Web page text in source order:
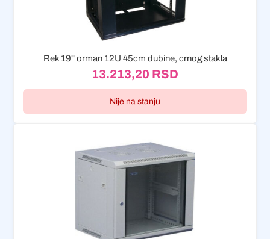
Rek 19'' orman 12U 45cm dubine, crnog stakla
13.213,20 RSD
Nije na stanju